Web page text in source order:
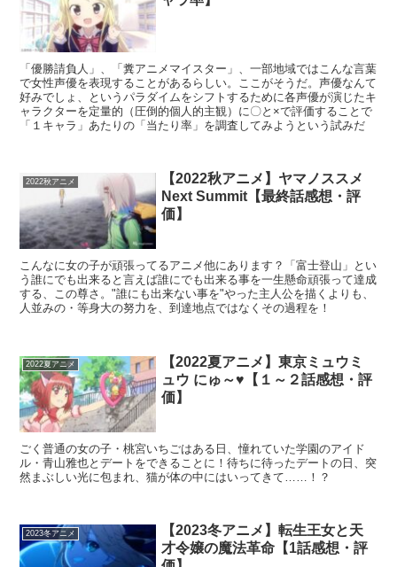
「優勝請負人」、「糞アニメマイスター」、一部地域ではこんな言葉
で女性声優を表現することがあるらしい。ここがそうだ。声優なんて
好みでしょ、というパラダイムをシフトするために各声優が演じたキ
ャラクターを定量的（圧倒的個人的主観）に〇と×で評価することで
「１キャラ」あたりの「当たり率」を調査してみようという試みだ
2022秋アニメ
【2022秋アニメ】ヤマノススメ
Next Summit【最終話感想・評
価】
こんなに女の子が頑張ってるアニメ他にあります？「富士登山」とい
う誰にでも出来ると言えば誰にでも出来る事を一生懸命頑張って達成
する、この尊さ。"誰にも出来ない事を"やった主人公を描くよりも、
人並みの・等身大の努力を、到達地点ではなくその過程を！
2022夏アニメ
【2022夏アニメ】東京ミュウミ
ュウ にゅ～♥【１～２話感想・評
価】
ごく普通の女の子・桃宮いちごはある日、憧れていた学園のアイド
ル・青山雅也とデートをできることに！待ちに待ったデートの日、突
然まぶしい光に包まれ、猫が体の中にはいってきて……！？
2023冬アニメ
【2023冬アニメ】転生王女と天
才令嬢の魔法革命【1話感想・評